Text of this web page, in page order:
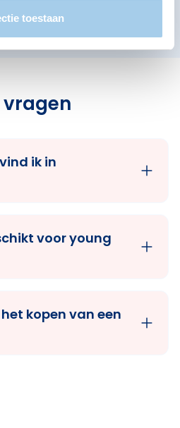
toestaan
ik in
voor young
kopen van een